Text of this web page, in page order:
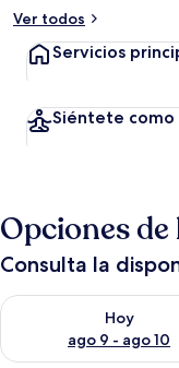
Ver todos
Servicios
Siéntete como
Opciones
Consulta la
Hoy
ago 9 - ago 10
Consulta la